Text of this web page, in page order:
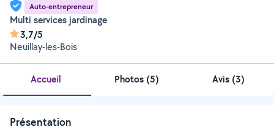
Auto-entrepreneur
Multi services jardinage
3,7/5
Neuillay-les-Bois
Accueil Photos (5) Avis (3)
Présentation